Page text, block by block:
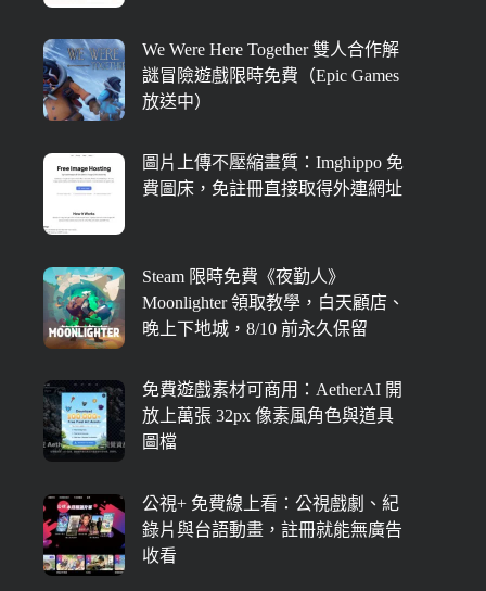
We Were Here Together 雙人合作解
謎冒險遊戲限時免費（Epic Games
放送中）
圖片上傳不壓縮畫質：Imghippo 免
費圖床，免註冊直接取得外連網址
Steam 限時免費《夜勤人》
Moonlighter 領取教學，白天顧店、
晚上下地城，8/10 前永久保留
免費遊戲素材可商用：AetherAI 開
放上萬張 32px 像素風角色與道具
圖檔
公視+ 免費線上看：公視戲劇、紀
錄片與台語動畫，註冊就能無廣告
收看